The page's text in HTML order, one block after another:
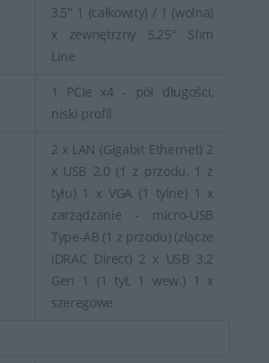
3,5" 1 (całkowity) / 1 (wolna)
x zewnętrzny 5,25" Slim
Line
1 PCIe x4 - pół długości,
niski profil
2 x LAN (Gigabit Ethernet) 2
x USB 2.0 (1 z przodu, 1 z
tyłu) 1 x VGA (1 tylne) 1 x
zarządzanie - micro-USB
Type-AB (1 z przodu) (złącze
iDRAC Direct) 2 x USB 3.2
Gen 1 (1 tył, 1 wew.) 1 x
szeregowe